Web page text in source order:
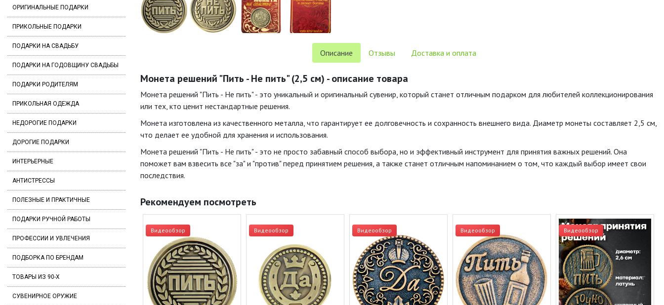
ОРИГИНАЛЬНЫЕ ПОДАРКИ
ПРИКОЛЬНЫЕ ПОДАРКИ
ПОДАРКИ НА СВАДЬБУ
ПОДАРКИ НА ГОДОВЩИНУ СВАДЬБЫ
ПОДАРКИ РОДИТЕЛЯМ
ПРИКОЛЬНАЯ ОДЕЖДА
НЕДОРОГИЕ ПОДАРКИ
ДОРОГИЕ ПОДАРКИ
ИНТЕРЬЕРНЫЕ
АНТИСТРЕССЫ
ПОЛЕЗНЫЕ И ПРАКТИЧНЫЕ
ПОДАРКИ РУЧНОЙ РАБОТЫ
ПРОФЕССИИ И УВЛЕЧЕНИЯ
ПОДБОРКА ПО БРЕНДАМ
ТОВАРЫ ИЗ 90-Х
СУВЕНИРНОЕ ОРУЖИЕ
Описание Отзывы Доставка и оплата
Монета решений "Пить - Не пить" (2,5 см) - описание товара
Монета решений "Пить - Не пить" - это уникальный и оригинальный сувенир, который станет отличным подарком для любителей коллекционирования
или тех, кто ценит нестандартные решения.
Монета изготовлена из качественного металла, что гарантирует ее долговечность и сохранность внешнего вида. Диаметр монеты составляет 2,5 см,
что делает ее удобной для хранения и использования.
Монета решений "Пить - Не пить" - это не просто забавный способ выбора, но и эффективный инструмент для принятия важных решений. Она
поможет вам взвесить все "за" и "против" перед принятием решения, а также станет отличным напоминанием о том, что каждый выбор имеет свои
последствия.
Рекомендуем посмотреть
Видеообзор Видеообзор Видеообзор Видеообзор Видеообзор